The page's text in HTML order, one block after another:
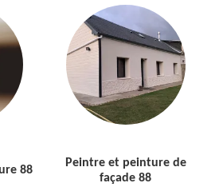
88
Peintre et peinture de
façade 88